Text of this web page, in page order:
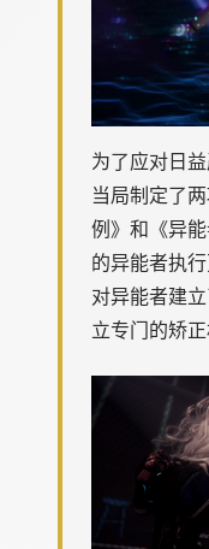
为了应对日
当局制定了
例》和《异
的异能者执
对异能者建
立专门的矫正